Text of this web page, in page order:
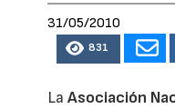
31/05/2010
831
La Asociación